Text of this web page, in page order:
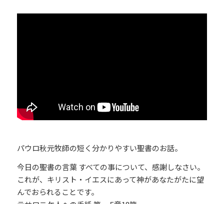
パウロ秋元牧師の短く分かりやすい聖書のお話。
今日の聖書の言葉 すべての事について、感謝しなさい。
これが、キリスト・イエスにあって神があなたがたに望
んでおられることです。